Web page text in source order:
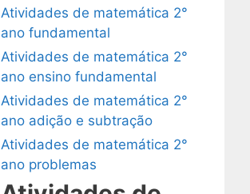
Atividades de matemática 2°
ano fundamental
Atividades de matemática 2°
ano ensino fundamental
Atividades de matemática 2°
ano adição e subtração
Atividades de matemática 2°
ano problemas